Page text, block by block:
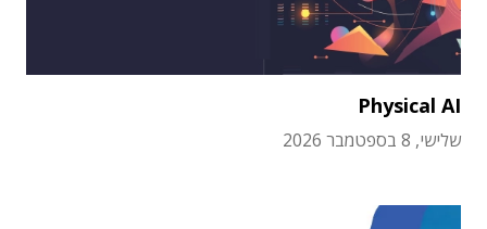
Physical AI
שלישי, 8 בספטמבר 2026